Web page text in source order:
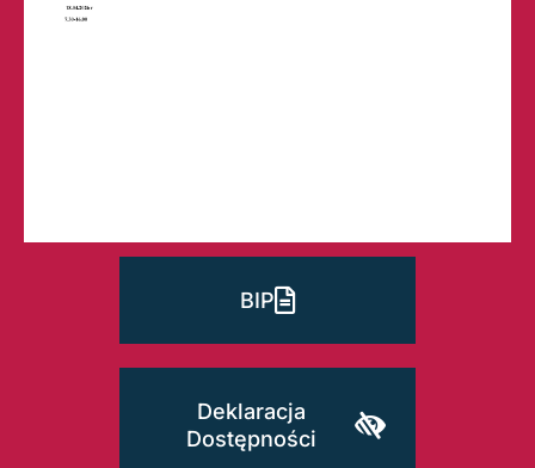
BIP
Deklaracja
Dostępności